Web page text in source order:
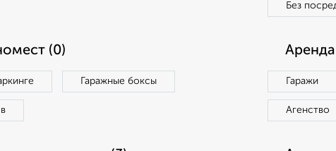
Без
(0)
Гаражные боксы Гаражи
Агенство